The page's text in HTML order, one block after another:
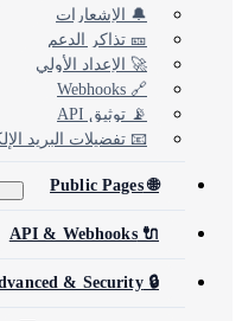
🔔 الإشعارات
🎫 تذاكر الدعم
🚀 الإعداد الأولي
🔗 Webhooks
📡 توثيق API
📧 تفضيلات البريد
🌐 Public Pages
🔌 API & Webhooks
🔒 Advanced & Security